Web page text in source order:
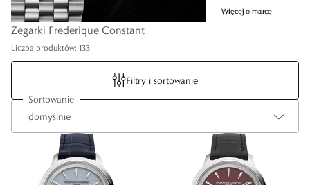
Zegarki Frederique Constant
Liczba produktów: 133
Filtry i sortowanie
Sortowanie